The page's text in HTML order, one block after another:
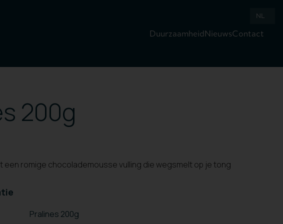
NL
DuurzaamheidNieuwsContact
200g
een romige chocolademousse vulling die wegsmelt op je tong
Pralines 200g